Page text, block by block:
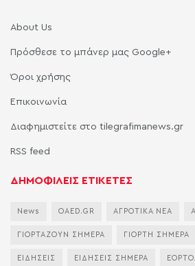
About Us
Πρόσθεσε το μπάνερ μας Google+
Όροι χρήσης
Επικοινωνία
Διαφημιστείτε στο tilegrafimanews.gr
RSS feed
ΔΗΜΟΦΙΛΕΙΣ ΕΤΙΚΕΤΕΣ
News OAED.GR ΑΓΡΟΤΙΚΑ ΝΕΑ
ΓΙΟΡΤΑΖΟΥΝ ΣΗΜΕΡΑ ΓΙΟΡΤΗ ΣΗΜΕΡΑ
ΕΙΔΗΣΕΙΣ ΕΙΔΗΣΕΙΣ ΣΗΜΕΡΑ